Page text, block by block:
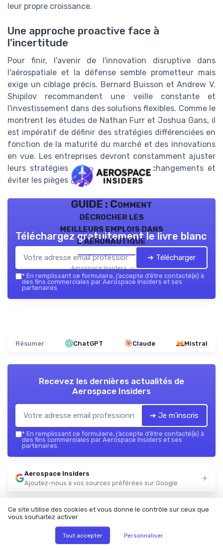
leur propre croissance.
Une approche proactive face à
l'incertitude
Pour finir, l'avenir de l'innovation disruptive dans
l'aérospatiale et la défense semble prometteur mais
exige un ciblage précis. Bernard Buisson et Andrew V.
Shipilov recommandent une veille constante et
l'investissement dans des solutions flexibles. Comme le
montrent les études de Nathan Furr et Joshua Gans, il
est impératif de définir des stratégies différenciées en
fonction de la maturité du marché et des innovations
en vue. Les entreprises devront constamment ajuster
leurs stratégies pour tirer parti des changements et
éviter les pièges de l'obsolescence.
GUIDE : Comment
décrocher les
meilleurs emplois dans
l’aéronautique
Aerospace Insiders — 2026
Téléchargez gratuitement le livre blanc
➔ Télécharger
* En remplissant ce formulaire, j’accepte d’être contacté(e) à
des fins commerciales par Aerospace Insiders et ses
partenaires.
Résumer ChatGPT Claude Mistral
Recevez les dernières actualités de
Aerospace Insiders
➔ Je m'inscris
* En remplissant ce formulaire, j’accepte d’être contacté(e) à
des fins commerciales par Aerospace Insiders et ses
partenaires.
Aerospace Insiders
Ajoutez-nous à vos sources préférées sur Google
Parole d'experts
Ce site utilise des cookies et vous donne le contrôle sur ceux que
vous souhaitez activer
Tout accepter Personnaliser